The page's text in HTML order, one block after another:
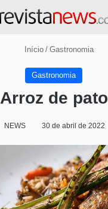
Início / Gastronomia
Gastronomia
Arroz de pato
NEWS 30 de abril de 2022